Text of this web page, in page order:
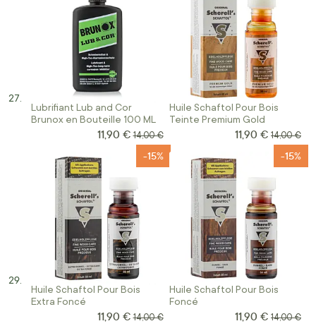
Lubrifiant Lub and Cor
Brunox en Bouteille 100 ML
Prix Spécial
11,90 € Prix normal
14,00 €
Huile Schaftol Pour Bois
Teinte Premium Gold
Prix Spécial
11,90 € Prix
14,00 €
Huile Schaftol Pour Bois
Extra Foncé
-15%
Prix Spécial
11,90 € Prix normal
14,00 €
Huile Schaftol Pour Bois
Foncé
-15%
Prix Spécial
11,90 € Prix
14,00 €